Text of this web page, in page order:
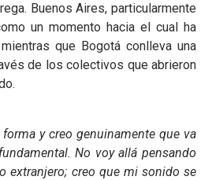
Buenos Aires, particularmente
un momento hacia el cual ha
que Bogotá conlleva una
de los colectivos que abrieron
y creo genuinamente que va
No voy allá pensando
extranjero; creo que mi sonido se